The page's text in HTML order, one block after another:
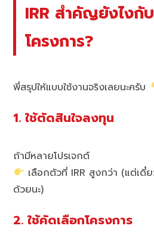
IRR สำคัญยังไงกั
โครงการ?
พี่สรุปให้แบบใช้งานจริงเลยนะครับ
1. ใช้ตัดสินใจลงทุน
ถ้ามีหลายโปรเจกต์
เลือกตัวที่ IRR สูงกว่า (แต่เ
ด้วยนะ)
2. ใช้คัดเลือกโครงการ